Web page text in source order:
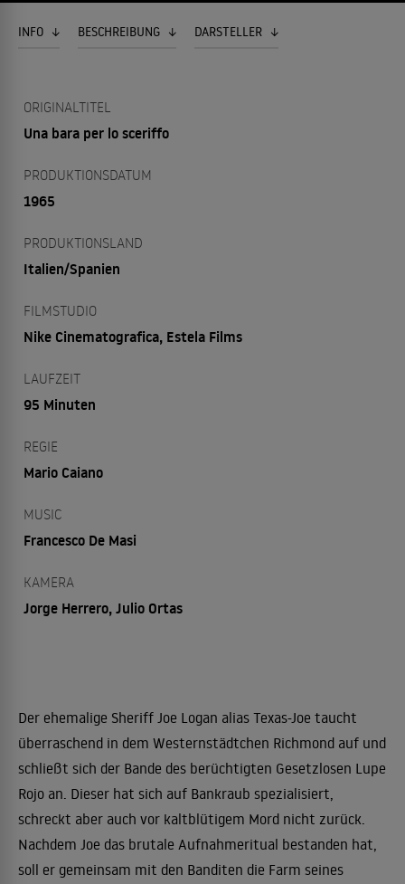
INFO BESCHREIBUNG DARSTELLER
ORIGINALTITEL
Una bara per lo sceriffo
PRODUKTIONSDATUM
1965
PRODUKTIONSLAND
Italien/Spanien
FILMSTUDIO
Nike Cinematografica, Estela Films
LAUFZEIT
95 Minuten
REGIE
Mario Caiano
MUSIC
Francesco De Masi
KAMERA
Jorge Herrero, Julio Ortas
Der ehemalige Sheriff Joe Logan alias Texas-Joe taucht
überraschend in dem Westernstädtchen Richmond auf und
schließt sich der Bande des berüchtigten Gesetzlosen Lupe
Rojo an. Dieser hat sich auf Bankraub spezialisiert,
schreckt aber auch vor kaltblütigem Mord nicht zurück.
Nachdem Joe das brutale Aufnahmeritual bestanden hat,
soll er gemeinsam mit den Banditen die Farm seines